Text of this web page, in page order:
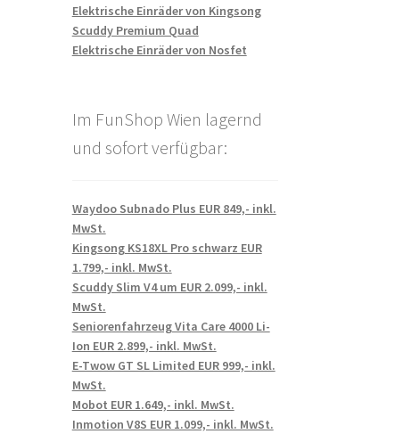
Elektrische Einräder von Kingsong
Scuddy Premium Quad
Elektrische Einräder von Nosfet
Im FunShop Wien lagernd
und sofort verfügbar:
Waydoo Subnado Plus EUR 849,- inkl.
MwSt.
Kingsong KS18XL Pro schwarz EUR
1.799,- inkl. MwSt.
Scuddy Slim V4 um EUR 2.099,- inkl.
MwSt.
Seniorenfahrzeug Vita Care 4000 Li-
Ion EUR 2.899,- inkl. MwSt.
E-Twow GT SL Limited EUR 999,- inkl.
MwSt.
Mobot EUR 1.649,- inkl. MwSt.
Inmotion V8S EUR 1.099,- inkl. MwSt.